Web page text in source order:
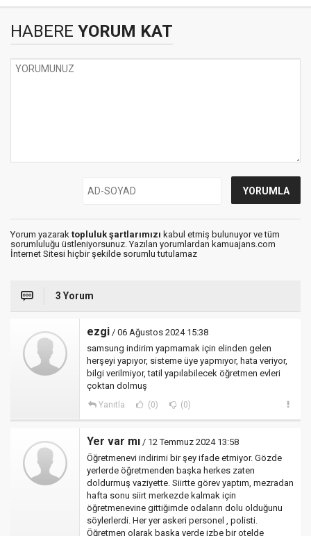
HABERE YORUM KAT
Yorum yazarak topluluk şartlarımızı kabul etmiş bulunuyor ve tüm
sorumluluğu üstleniyorsunuz. Yazılan yorumlardan kamuajans.com
İnternet Sitesi hiçbir şekilde sorumlu tutulamaz
3 Yorum
ezgi / 06 Ağustos 2024 15:38
samsung indirim yapmamak için elinden gelen
herşeyi yapıyor, sisteme üye yapmıyor, hata veriyor,
bilgi verilmiyor, tatil yapılabilecek öğretmen evleri
çoktan dolmuş
Yanıtla (0) (0)
Yer var mı / 12 Temmuz 2024 13:58
Öğretmenevi indirimi bir şey ifade etmiyor. Gözde
yerlerde öğretmenden başka herkes zaten
doldurmuş vaziyette. Siirtte görev yaptım, mezradan
hafta sonu siirt merkezde kalmak için
öğretmenevine gittiğimde odaların dolu olduğunu
söylerlerdi. Her yer askeri personel , polisti.
Öğretmen olarak başka yerde izbe bir otelde